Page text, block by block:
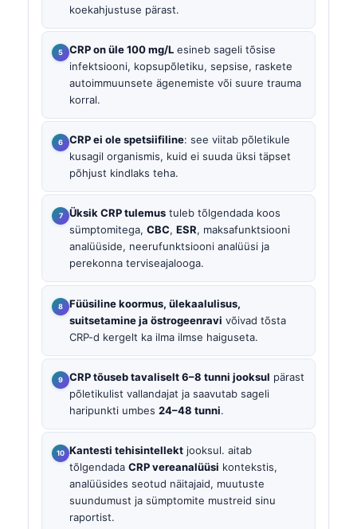
koekahjustuse pärast.
CRP on üle 100 mg/L esineb sageli tõsise
infektsiooni, kopsupõletiku, sepsise, raskete
autoimmuunsete ägenemiste või suure trauma
korral.
CRP ei ole spetsiifiline: see viitab põletikule
kusagil organismis, kuid ei suuda üksi täpset
põhjust kindlaks teha.
Üksik CRP tulemus tuleb tõlgendada koos
sümptomitega, CBC, ESR, maksafunktsiooni
analüüside, neerufunktsiooni analüüsi ja
perekonna terviseajalooga.
Füüsiline koormus, ülekaalulisus,
suitsetamine ja östrogeenravi võivad tõsta
CRP-d kergelt ka ilma ilmse haiguseta.
CRP tõuseb tavaliselt 6–8 tunni jooksul pärast
põletikulist vallandajat ja saavutab sageli
haripunkti umbes 24–48 tunni.
Kantesti tehisintellekt jooksul. aitab
tõlgendada CRP vereanalüüsi kontekstis,
analüüsides seotud näitajaid, muutuste
suundumust ja sümptomite mustreid sinu
raportist.